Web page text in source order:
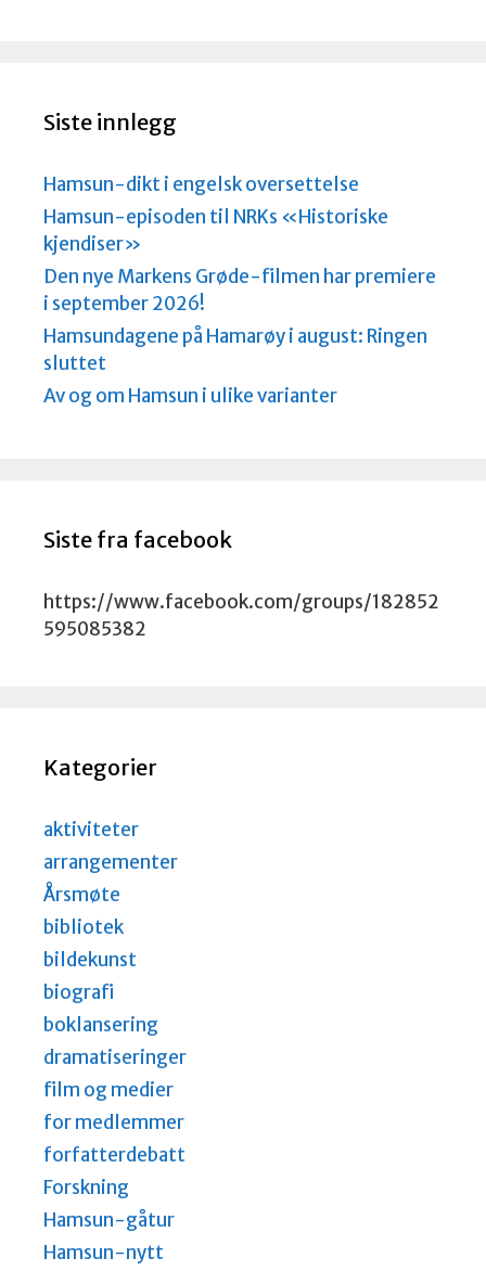
Siste innlegg
Hamsun-dikt i engelsk oversettelse
Hamsun-episoden til NRKs «Historiske
kjendiser»
Den nye Markens Grøde-filmen har premiere
i september 2026!
Hamsundagene på Hamarøy i august: Ringen
sluttet
Av og om Hamsun i ulike varianter
Siste fra facebook
https://www.facebook.com/groups/182852
595085382
Kategorier
aktiviteter
arrangementer
Årsmøte
bibliotek
bildekunst
biografi
boklansering
dramatiseringer
film og medier
for medlemmer
forfatterdebatt
Forskning
Hamsun-gåtur
Hamsun-nytt